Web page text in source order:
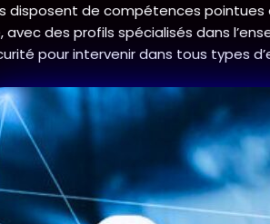
disposent de compétences pointues
avec des profils spécialisés dans
pour intervenir dans tous types